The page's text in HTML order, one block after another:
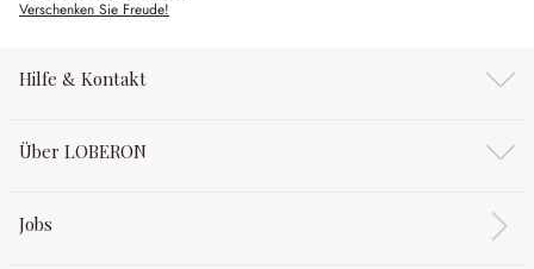
Verschenken Sie Freude!
Hilfe & Kontakt
Über LOBERON
Jobs